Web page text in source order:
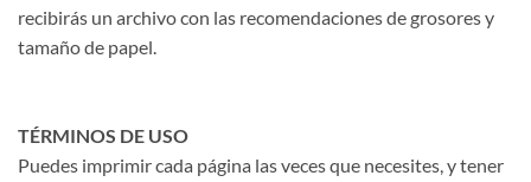
recibirás un archivo con las recomendaciones de grosores y
tamaño de papel.
TÉRMINOS DE USO
Puedes imprimir cada página las veces que necesites, y tener